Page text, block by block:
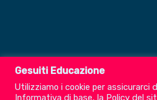
Gesuiti Educazione
Utilizziamo i cookie per assicurarci
Informativa di base, la Policy del